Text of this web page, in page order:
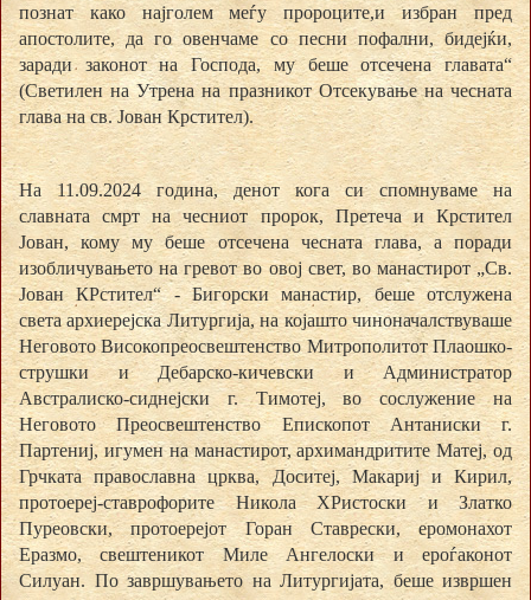
познат како најголем меѓу пророците,и избран пред
апостолите, да го овенчаме со песни пофални, бидејќи,
заради законот на Господа, му беше отсечена главата“
(Светилен на Утрена на празникот Отсекување на чесната
глава на св. Јован Крстител).
На 11.09.2024 година, денот кога си спомнуваме на
славната смрт на чесниот пророк, Претеча и Крстител
Јован, кому му беше отсечена чесната глава, а поради
изобличувањето на гревот во овој свет, во манастирот „Св.
Јован КРстител“ - Бигорски манастир, беше отслужена
света архиерејска Литургија, на којашто чиноначалствуваше
Неговото Високопреосвештенство Митрополитот Плаошко-
струшки и Дебарско-кичевски и Администратор
Австралиско-сиднејски г. Тимотеј, во сослужение на
Неговото Преосвештенство Епископот Антаниски г.
Партениј, игумен на манастирот, архимандритите Матеј, од
Грчката православна црква, Доситеј, Макариј и Кирил,
протоереј-ставрофорите Никола ХРистоски и Златко
Пуреовски, протоерејот Горан Ставрески, еромонахот
Еразмо, свештеникот Миле Ангелоски и ероѓаконот
Силуан. По завршувањето на Литургијата, беше извршен